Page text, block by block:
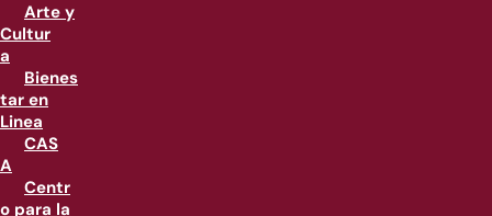
Arte y
Cultur
a
Bienes
tar en
Linea
CAS
A
Centr
o para la